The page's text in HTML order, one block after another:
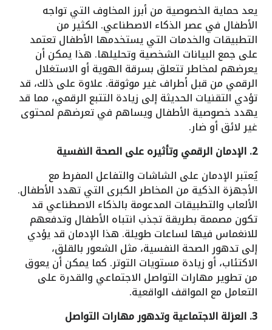
يعد حماية الخصوصية من أبرز المخاوف التي تواجه
الأطفال في عصر الذكاء الاصطناعي. الكثير من
التطبيقات والخدمات التي يستخدمها الأطفال تعتمد
على جمع البيانات الشخصية وتحليلها. هذا يمكن أن
يعرضهم لمخاطر تتعلق بسرقة الهوية أو الاستغلال
الرقمي من قبل أطراف غير موثوقة. علاوة على ذلك، قد
تؤدي التقنيات الحديثة إلى زيادة التتبع الرقمي، مما قد
يهدد خصوصية الأطفال ويساهم في تعرضهم لمحتوى
غير لائق أو ضار.
2. الإدمان الرقمي وتأثيره على الصحة النفسية
يُعتبر الإدمان على الشاشات والتفاعل المفرط مع
الأجهزة الذكية من المخاطر الكبرى التي تهدد الأطفال.
الألعاب والتطبيقات المدعومة بالذكاء الاصطناعي قد
تكون مصممة بطريقة تجذب انتباه الأطفال وتدفعهم
للانغماس فيها لساعات طويلة. هذا الإدمان قد يؤدي
إلى تدهور الصحة النفسية، مثل الشعور بالقلق،
الاكتئاب، أو زيادة مستويات التوتر. كما يمكن أن يعوق
من تطوير مهارات التواصل الاجتماعي والقدرة على
التعامل مع المواقف الواقعية.
3. العزلة الاجتماعية وتدهور مهارات التواصل